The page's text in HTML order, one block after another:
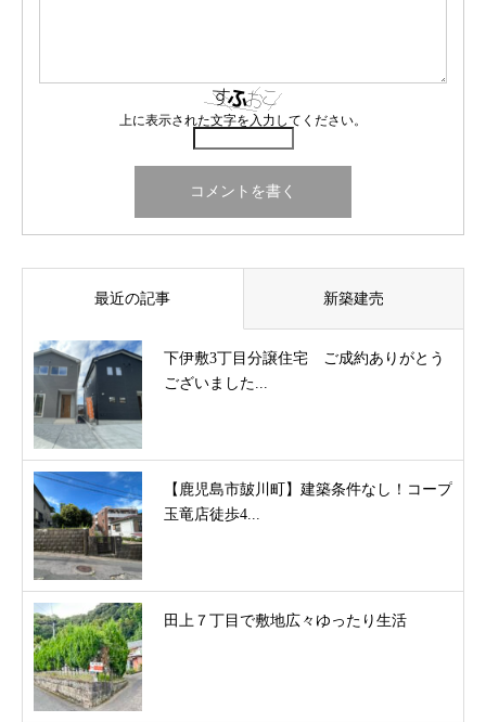
上に表示された文字を入力してください。
最近の記事 新築建売
下伊敷3丁目分譲住宅 ご成約ありがとう
ございました...
【鹿児島市皷川町】建築条件なし！コープ
玉竜店徒歩4...
田上７丁目で敷地広々ゆったり生活